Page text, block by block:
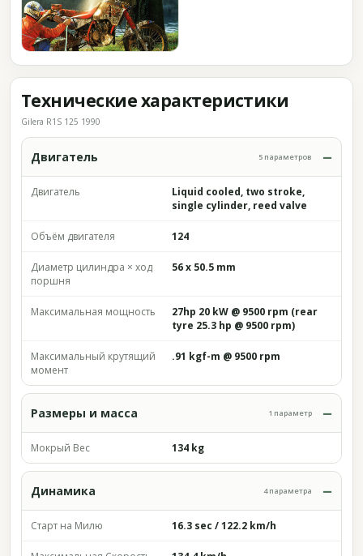
Технические характеристики
Gilera R1S 125 1990
Двигатель 5 параметров
Двигатель
Liquid cooled, two stroke,
single cylinder, reed valve
Объём двигателя 124
Диаметр цилиндра × ход
поршня
56 x 50.5 mm
Максимальная мощность
27hp 20 kW @ 9500 rpm (rear
tyre 25.3 hp @ 9500 rpm)
Максимальный крутящий
момент
.91 kgf-m @ 9500 rpm
Размеры и масса 1 параметр
Мокрый Вес 134 kg
Динамика 4 параметра
Старт на Милю 16.3 sec / 122.2 km/h